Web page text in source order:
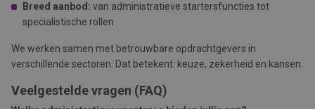
Breed aanbod: van administratieve startersfuncties tot
specialistische rollen
We werken samen met betrouwbare opdrachtgevers in
verschillende sectoren. Dat betekent: keuze, zekerheid en kansen.
Veelgestelde vragen (FAQ)